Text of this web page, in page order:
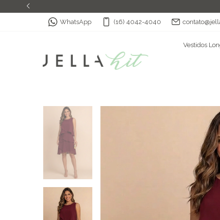
WhatsApp (16) 4042-4040
Vestidos